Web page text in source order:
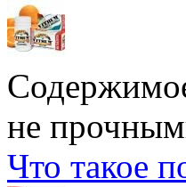
не
Что такое